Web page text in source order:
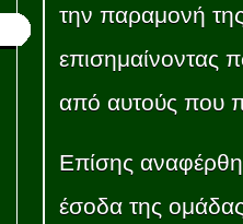
την παραμονή
επισημαίνοντας
από αυτούς που
Επίσης
έσοδα της